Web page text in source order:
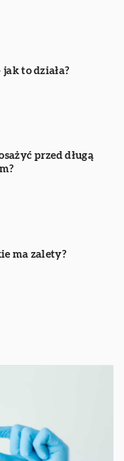
to działa?
przed długą
ma zalety?